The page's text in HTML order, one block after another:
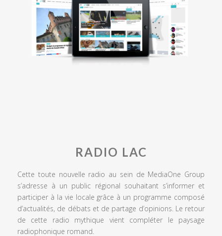
RADIO LAC
Cette toute nouvelle radio au sein de MediaOne Group
s’adresse à un public régional souhaitant s’informer et
participer à la vie locale grâce à un programme composé
d’actualités, de débats et de partage d’opinions. Le retour
de cette radio mythique vient compléter le paysage
radiophonique romand.